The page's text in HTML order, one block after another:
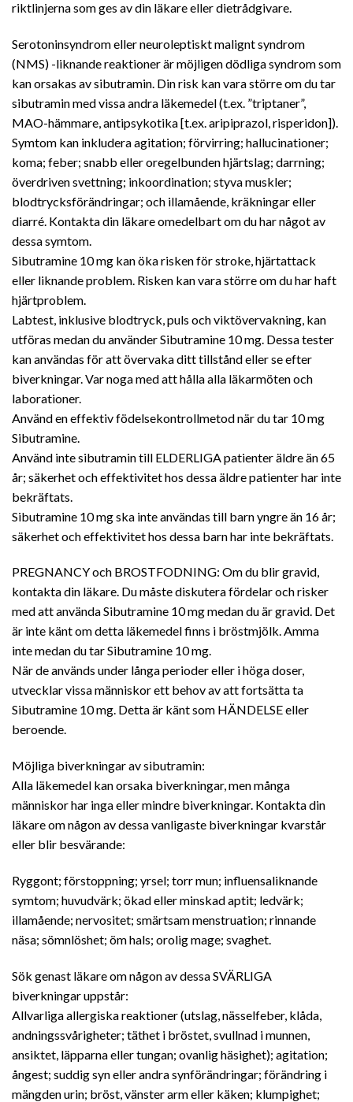
riktlinjerna som ges av din läkare eller dietrådgivare.
Serotoninsyndrom eller neuroleptiskt malignt syndrom
(NMS) -liknande reaktioner är möjligen dödliga syndrom som
kan orsakas av sibutramin. Din risk kan vara större om du tar
sibutramin med vissa andra läkemedel (t.ex. ”triptaner”,
MAO-hämmare, antipsykotika [t.ex. aripiprazol, risperidon]).
Symtom kan inkludera agitation; förvirring; hallucinationer;
koma; feber; snabb eller oregelbunden hjärtslag; darrning;
överdriven svettning; inkoordination; styva muskler;
blodtrycksförändringar; och illamående, kräkningar eller
diarré. Kontakta din läkare omedelbart om du har något av
dessa symtom.
Sibutramine 10 mg kan öka risken för stroke, hjärtattack
eller liknande problem. Risken kan vara större om du har haft
hjärtproblem.
Labtest, inklusive blodtryck, puls och viktövervakning, kan
utföras medan du använder Sibutramine 10 mg. Dessa tester
kan användas för att övervaka ditt tillstånd eller se efter
biverkningar. Var noga med att hålla alla läkarmöten och
laborationer.
Använd en effektiv födelsekontrollmetod när du tar 10 mg
Sibutramine.
Använd inte sibutramin till ELDERLIGA patienter äldre än 65
år; säkerhet och effektivitet hos dessa äldre patienter har inte
bekräftats.
Sibutramine 10 mg ska inte användas till barn yngre än 16 år;
säkerhet och effektivitet hos dessa barn har inte bekräftats.
PREGNANCY och BROSTFODNING: Om du blir gravid,
kontakta din läkare. Du måste diskutera fördelar och risker
med att använda Sibutramine 10 mg medan du är gravid. Det
är inte känt om detta läkemedel finns i bröstmjölk. Amma
inte medan du tar Sibutramine 10 mg.
När de används under långa perioder eller i höga doser,
utvecklar vissa människor ett behov av att fortsätta ta
Sibutramine 10 mg. Detta är känt som HÄNDELSE eller
beroende.
Möjliga biverkningar av sibutramin:
Alla läkemedel kan orsaka biverkningar, men många
människor har inga eller mindre biverkningar. Kontakta din
läkare om någon av dessa vanligaste biverkningar kvarstår
eller blir besvärande:
Ryggont; förstoppning; yrsel; torr mun; influensaliknande
symtom; huvudvärk; ökad eller minskad aptit; ledvärk;
illamående; nervositet; smärtsam menstruation; rinnande
näsa; sömnlöshet; öm hals; orolig mage; svaghet.
Sök genast läkare om någon av dessa SVÄRLIGA
biverkningar uppstår:
Allvarliga allergiska reaktioner (utslag, nässelfeber, klåda,
andningssvårigheter; täthet i bröstet, svullnad i munnen,
ansiktet, läpparna eller tungan; ovanlig häsighet); agitation;
ångest; suddig syn eller andra synförändringar; förändring i
mängden urin; bröst, vänster arm eller käken; klumpighet;